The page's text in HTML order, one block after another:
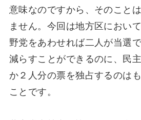
意味なのですから、そのこと
ません。今回は地方区におい
野党をあわせれば二人が当選
減らすことができるのに、民
か２人分の票を独占するのは
ことです。